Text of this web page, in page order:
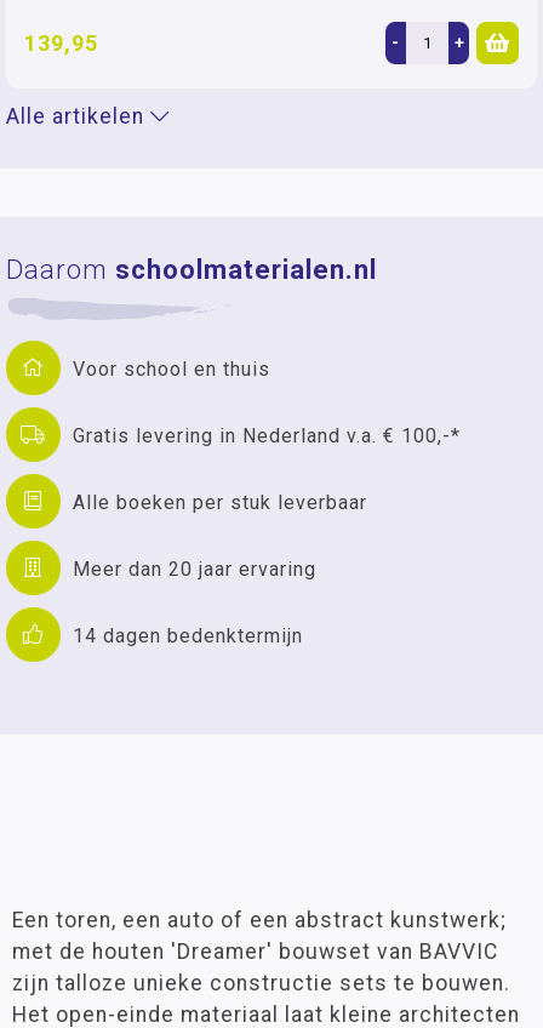
139,95 - +
Alle artikelen
Daarom schoolmaterialen.nl
Voor school en thuis
Gratis levering in Nederland v.a. € 100,-*
Alle boeken per stuk leverbaar
Meer dan 20 jaar ervaring
14 dagen bedenktermijn
Een toren, een auto of een abstract kunstwerk;
met de houten 'Dreamer' bouwset van BAVVIC
zijn talloze unieke constructie sets te bouwen.
Het open-einde materiaal laat kleine architecten